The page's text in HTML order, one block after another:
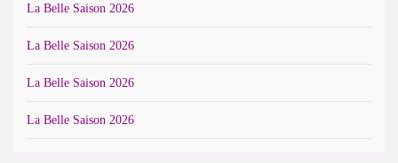
La Belle Saison 2026
La Belle Saison 2026
La Belle Saison 2026
La Belle Saison 2026